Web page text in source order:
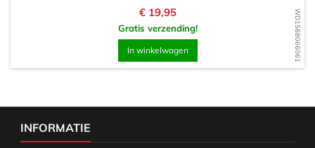
WD1568066061
Prijs
€ 19,95
Gratis verzending!
In winkelwagen
INFORMATIE